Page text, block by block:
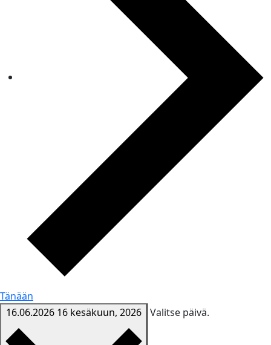
Tänään
16.06.2026 16 kesäkuun, 2026 Valitse päivä.